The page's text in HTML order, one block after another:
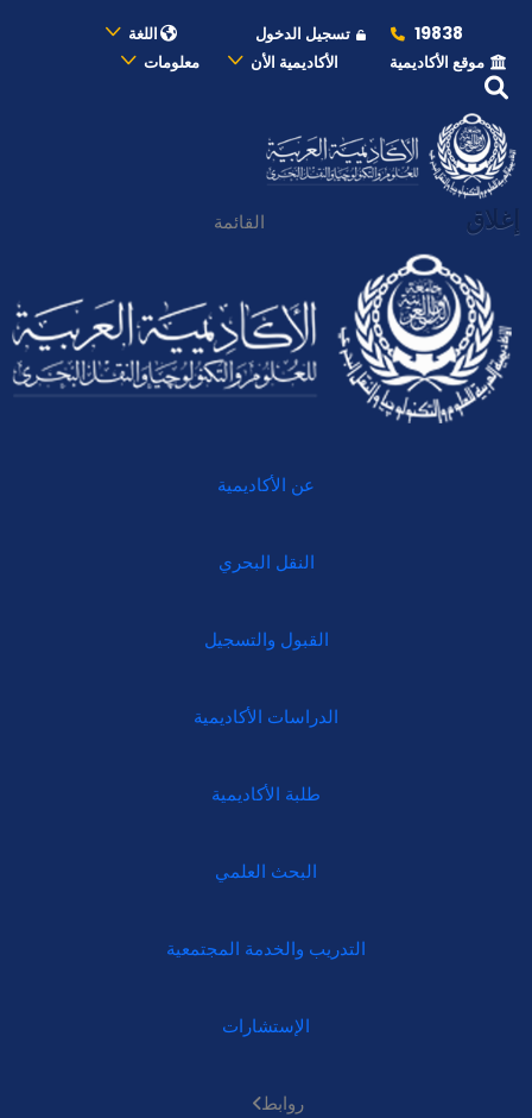
19838 تسجيل الدخول
اللغة
موقع الأكاديمية
الأكاديمية الأن معلومات
إغلاق القائمة
عن الأكاديمية
النقل البحري
القبول والتسجيل
الدراسات الأكاديمية
طلبة الأكاديمية
البحث العلمي
التدريب والخدمة المجتمعية
الإستشارات
روابط